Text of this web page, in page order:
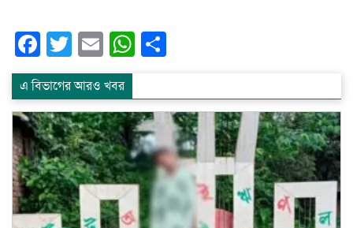
Facebook
Twitter
EmailWhatsApp
এ বিভাগের আরও খবর